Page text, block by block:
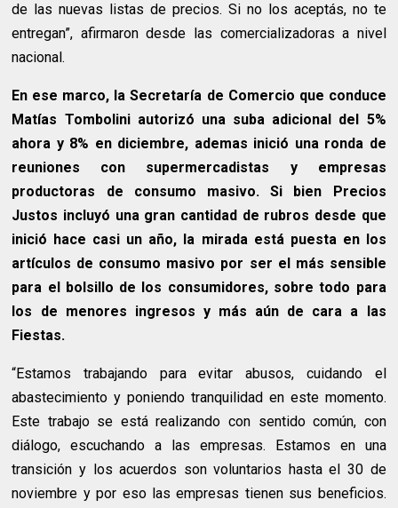
de las nuevas listas de precios. Si no los aceptás, no te
entregan”, afirmaron desde las comercializadoras a nivel
nacional.
En ese marco, la Secretaría de Comercio que conduce
Matías Tombolini autorizó una suba adicional del 5%
ahora y 8% en diciembre, ademas inició una ronda de
reuniones con supermercadistas y empresas
productoras de consumo masivo. Si bien Precios
Justos incluyó una gran cantidad de rubros desde que
inició hace casi un año, la mirada está puesta en los
artículos de consumo masivo por ser el más sensible
para el bolsillo de los consumidores, sobre todo para
los de menores ingresos y más aún de cara a las
Fiestas.
“Estamos trabajando para evitar abusos, cuidando el
abastecimiento y poniendo tranquilidad en este momento.
Este trabajo se está realizando con sentido común, con
diálogo, escuchando a las empresas. Estamos en una
transición y los acuerdos son voluntarios hasta el 30 de
noviembre y por eso las empresas tienen sus beneficios.